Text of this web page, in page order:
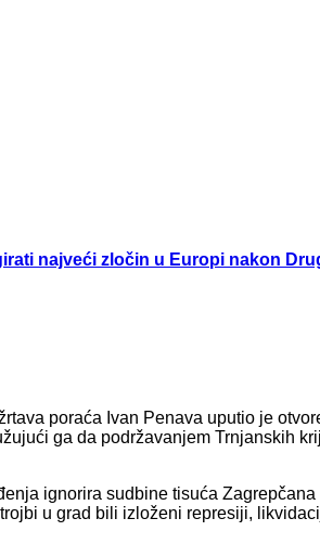
najveći zločin u Europi nakon
poraća Ivan Penava uputio je
ga da podržavanjem Trnjanskih
ignorira sudbine tisuća Zagrepčana
u grad bili izloženi represiji,